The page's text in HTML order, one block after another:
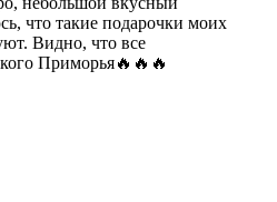
что такие подарочки моих
Видно, что все
Приморья🔥🔥🔥